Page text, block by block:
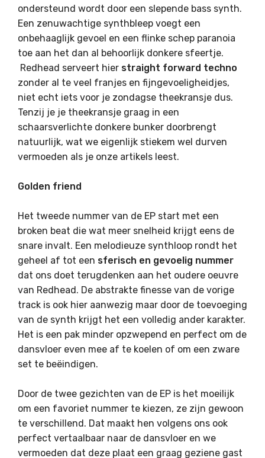
ondersteund wordt door een slepende bass synth.
Een zenuwachtige synthbleep voegt een
onbehaaglijk gevoel en een flinke schep paranoia
toe aan het dan al behoorlijk donkere sfeertje.
Redhead serveert hier straight forward techno
zonder al te veel franjes en fijngevoeligheidjes,
niet echt iets voor je zondagse theekransje dus.
Tenzij je je theekransje graag in een
schaarsverlichte donkere bunker doorbrengt
natuurlijk, wat we eigenlijk stiekem wel durven
vermoeden als je onze artikels leest.
Golden friend
Het tweede nummer van de EP start met een
broken beat die wat meer snelheid krijgt eens de
snare invalt. Een melodieuze synthloop rondt het
geheel af tot een sferisch en gevoelig nummer
dat ons doet terugdenken aan het oudere oeuvre
van Redhead. De abstrakte finesse van de vorige
track is ook hier aanwezig maar door de toevoeging
van de synth krijgt het een volledig ander karakter.
Het is een pak minder opzwepend en perfect om de
dansvloer even mee af te koelen of om een zware
set te beëindigen.
Door de twee gezichten van de EP is het moeilijk
om een favoriet nummer te kiezen, ze zijn gewoon
te verschillend. Dat maakt hen volgens ons ook
perfect vertaalbaar naar de dansvloer en we
vermoeden dat deze plaat een graag geziene gast